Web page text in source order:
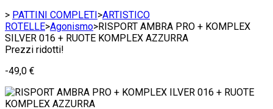
> PATTINI COMPLETI>ARTISTICO
ROTELLE>Agonismo>RISPORT AMBRA PRO + KOMPLEX
SILVER 016 + RUOTE KOMPLEX AZZURRA
Prezzi ridotti!
-49,0 €